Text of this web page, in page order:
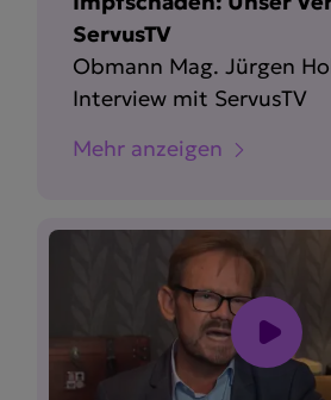
ServusTV
Obmann Mag. Jürgen
Interview mit ServusTV
Mehr anzeigen